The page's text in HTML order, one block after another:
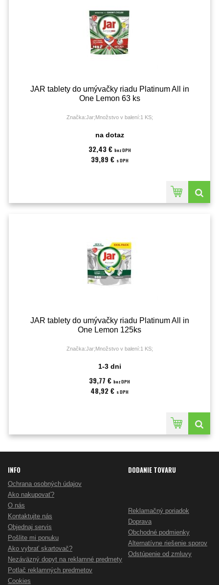
JAR tablety do umývačky riadu Platinum All in
One Lemon 63 ks
Značka:Jar;Množstvo v balení:1 KS;
na dotaz
32,43 € bez DPH
39,89 € s DPH
JAR tablety do umývačky riadu Platinum All in
One Lemon 125ks
Značka:Jar;Množstvo v balení:1 KS;
1-3 dni
39,77 € bez DPH
48,92 € s DPH
INFO DODANIE TOVARU
Ochrana osobných údajov
Ako nakupovať?
O nás
Kontaktujte nás
Objednaj servis
Pošlite mi ponuku
Ako vybrať skartovač?
Nezáväzný dopyt na reklamné predmety
Potlač reklamných predmetov
Cookies
Reklamačný poriadok
Doprava
Obchodné podmienky
Alternatívne riešenie sporov
Odstúpenie od zmluvy